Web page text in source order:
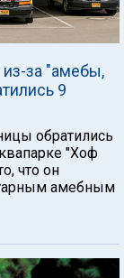
из-за "амебы,
9
обратились
"Хоф
что он
амебным